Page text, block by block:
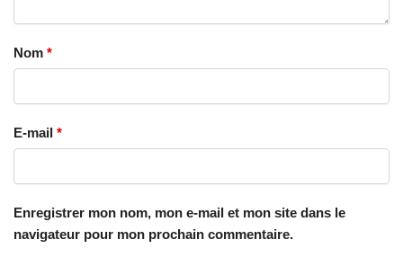
Nom *
E-mail *
Enregistrer mon nom, mon e-mail et mon site dans le
navigateur pour mon prochain commentaire.